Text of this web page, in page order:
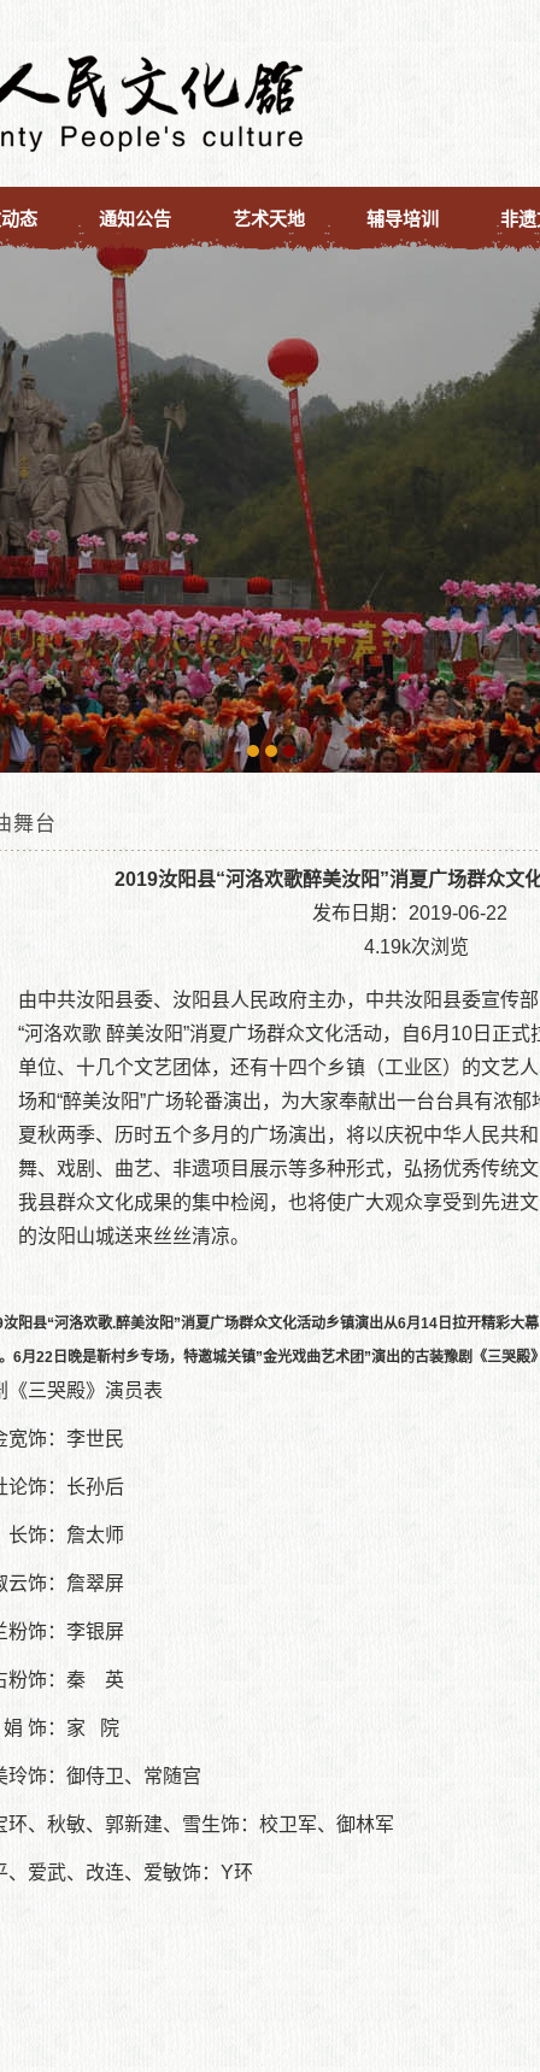
态 通知公告 艺术天地 辅导培训 非遗
舞台
： 汝阳县文化馆|汝阳文化馆|汝阳县人民文化馆 » 艺术天地 » 戏曲舞台 » 2019汝
场
2019汝阳县“河洛欢歌醉美汝阳”消夏广场群众
发布日期：2019-06-22
4.19k次浏览
由中共汝阳县委、汝阳县人民政府主办，中共汝阳县委宣传
“河洛欢歌 醉美汝阳”消夏广场群众文化活动，自6月10日正
单位、十几个文艺团体，还有十四个乡镇（工业区）的文艺
场和“醉美汝阳”广场轮番演出，为大家奉献出一台台具有浓
夏秋两季、历时五个多月的广场演出，将以庆祝中华人民共
舞、戏剧、曲艺、非遗项目展示等多种形式，弘扬优秀传统
我县群众文化成果的集中检阅，也将使广大观众享受到先进
的汝阳山城送来丝丝清凉。
阳县“河洛欢歌.醉美汝阳”消夏广场群众文化活动乡镇演出从6月14日拉开精彩大
6月22日晚是靳村乡专场，特邀城关镇”金光戏曲艺术团”演出的古装豫剧《三哭殿
《三哭殿》演员表
宽饰：李世民
论饰：长孙后
饰：詹太师
云饰：詹翠屏
粉饰：李银屏
粉饰：秦 英
饰：家 院
玲饰：御侍卫、常随宫
环、秋敏、郭新建、雪生饰：校卫军、御林军
、爱武、改连、爱敏饰：Y环